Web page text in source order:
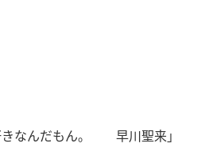
きなんだもん。 早川聖来」